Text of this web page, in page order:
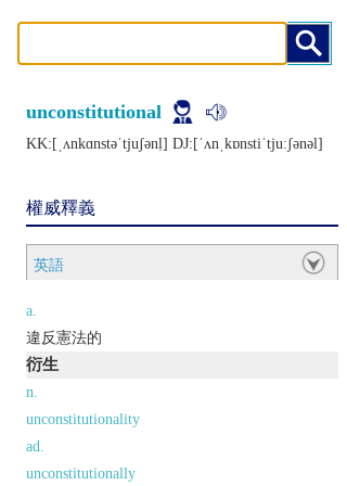
unconstitutional
KK:[ˌʌnkɑnstǝˈtjuʃǝnḷ] DJ:[ˈʌnˌkɒnstiˈtjuːʃǝnǝl]
權威釋義
英語
a.
違反憲法的
衍生
n.
unconstitutionality
ad.
unconstitutionally